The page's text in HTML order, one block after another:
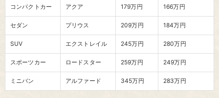
コンパクトカー アクア 179万円 166万円
セダン プリウス 209万円 184万円
SUV エクストレイル 245万円 280万円
スポーツカー ロードスター 259万円 249万円
ミニバン アルファード 345万円 283万円